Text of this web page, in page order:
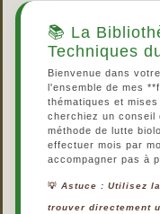
📚 La
Techniques
Bienvenue dans
l'ensemble de mes
thématiques et
cherchiez un conseil
méthode de lutte
effectuer mois par
accompagner pas à
💡 Astuce : Utilisez
trouver directement